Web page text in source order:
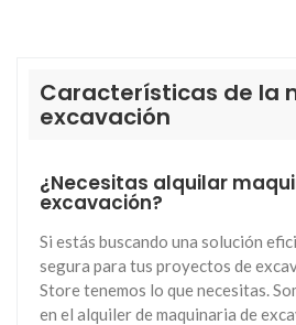
Características de la
excavación
¿Necesitas alquilar
excavación?
Si estás buscando una solución
segura para tus proyectos de
Store tenemos lo que necesitas.
en el alquiler de maquinaria de